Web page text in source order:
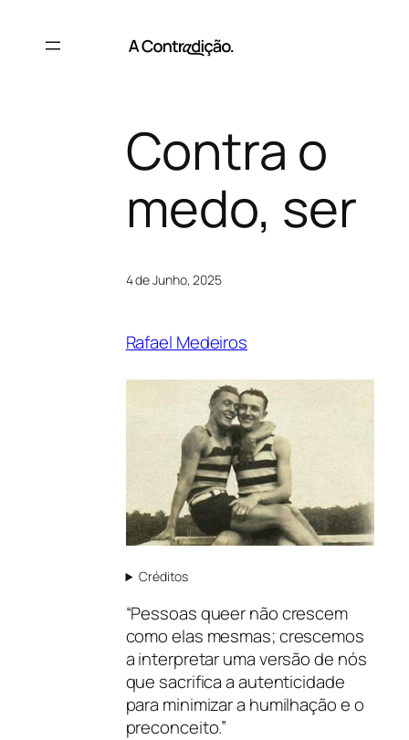
Contra o
medo, ser
4 de Junho, 2025
Rafael Medeiros
Créditos
“Pessoas queer não crescem
como elas mesmas; crescemos
a interpretar uma versão de nós
que sacrifica a autenticidade
para minimizar a humilhação e o
preconceito.”